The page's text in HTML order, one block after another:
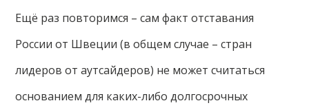
Ещё раз повторимся – сам факт отставания
России от Швеции (в общем случае – стран
лидеров от аутсайдеров) не может считаться
основанием для каких-либо долгосрочных